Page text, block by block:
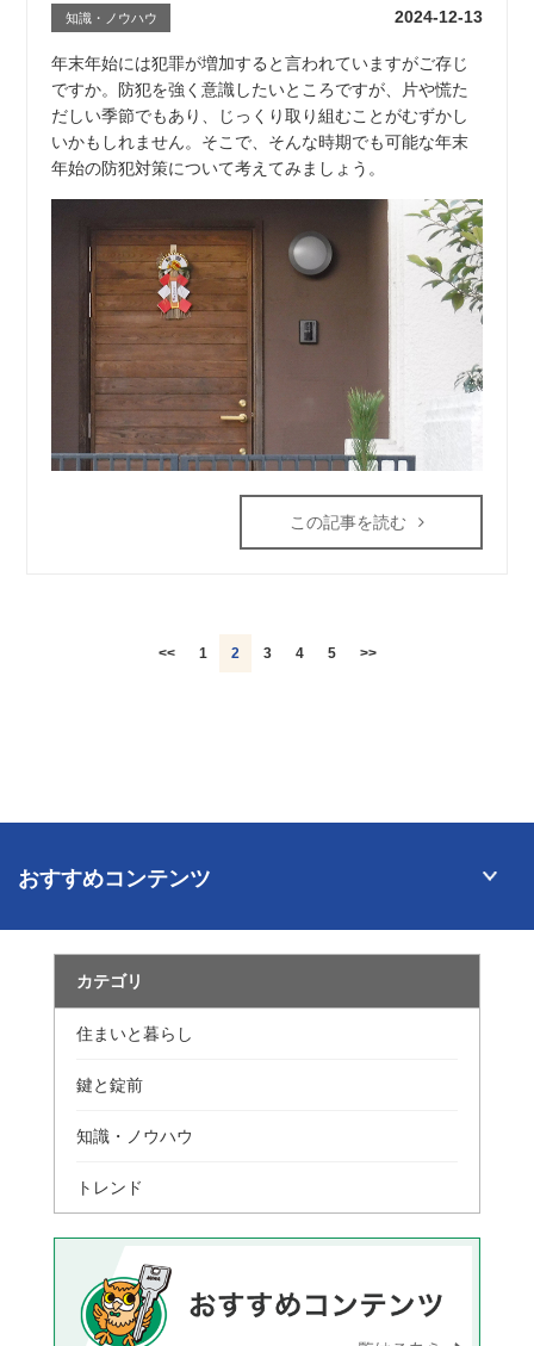
知識・ノウハウ 2024-12-13
年末年始には犯罪が増加すると言われていますがご存じ
ですか。防犯を強く意識したいところですが、片や慌た
だしい季節でもあり、じっくり取り組むことがむずかし
いかもしれません。そこで、そんな時期でも可能な年末
年始の防犯対策について考えてみましょう。
この記事を読む
<< 1 2 3 4 5 >>
おすすめコンテンツ
カテゴリ
住まいと暮らし
鍵と錠前
知識・ノウハウ
トレンド